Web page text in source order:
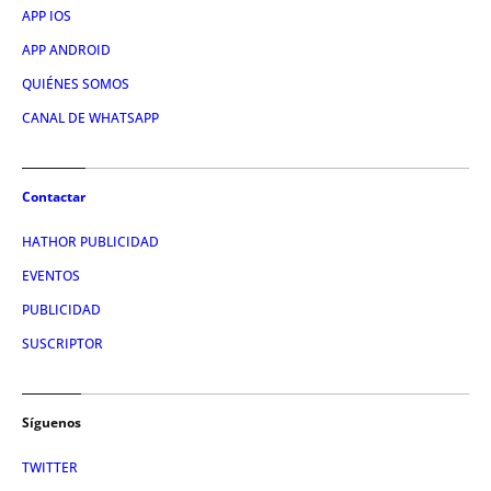
APP IOS
APP ANDROID
QUIÉNES SOMOS
CANAL DE WHATSAPP
Contactar
HATHOR PUBLICIDAD
EVENTOS
PUBLICIDAD
SUSCRIPTOR
Síguenos
TWITTER